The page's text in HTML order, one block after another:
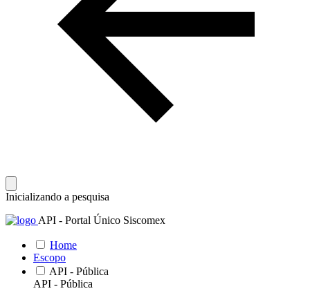
Inicializando a pesquisa
API - Portal Único Siscomex
Home
Escopo
API - Pública
API - Pública